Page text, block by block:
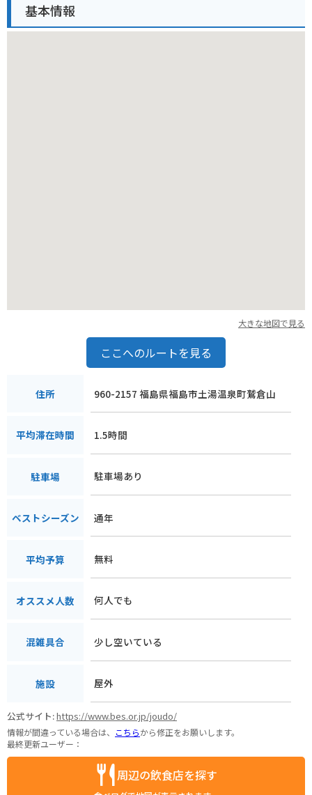
旬から7月上旬にかけて見頃を迎えるワタスゲの群生は必見で
す。
基本情報
大きな地図で見る
ここへのルートを見る
住所 960-2157 福島県福島市土湯温泉町鷲倉山
平均滞在時間 1.5時間
駐車場 駐車場あり
ベストシーズン 通年
平均予算 無料
オススメ人数 何人でも
混雑具合 少し空いている
施設 屋外
公式サイト:https://www.bes.or.jp/joudo/
情報が間違っている場合は、 こちらから修正をお願いします。
最終更新ユーザー：
周辺の飲食店を探す